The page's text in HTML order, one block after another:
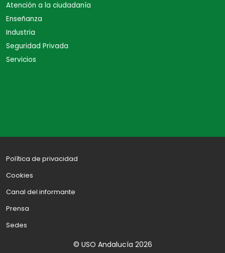
Atención a la ciudadanía
Enseñanza
Industria
Seguridad Privada
Servicios
Política de privacidad
Cookies
Canal del informante
Prensa
Sedes
© USO Andalucía 2026